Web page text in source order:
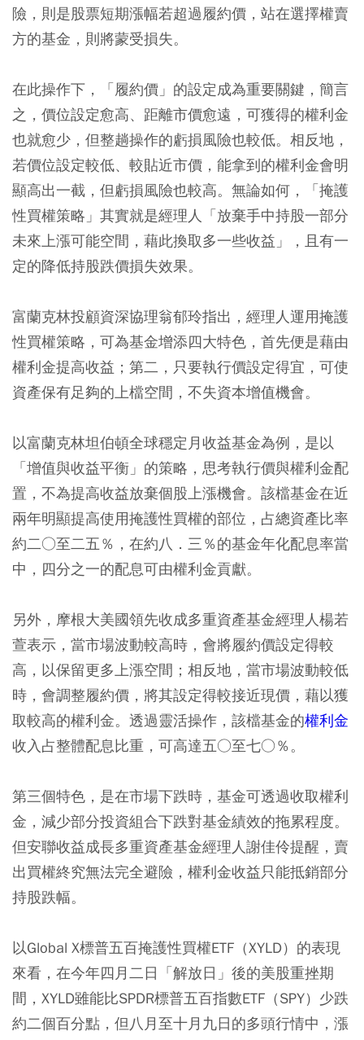
險，則是股票短期漲幅若超過履約價，站在選擇權賣
方的基金，則將蒙受損失。
在此操作下，「履約價」的設定成為重要關鍵，簡言
之，價位設定愈高、距離市價愈遠，可獲得的權利金
也就愈少，但整趟操作的虧損風險也較低。相反地，
若價位設定較低、較貼近市價，能拿到的權利金會明
顯高出一截，但虧損風險也較高。無論如何，「掩護
性買權策略」其實就是經理人「放棄手中持股一部分
未來上漲可能空間，藉此換取多一些收益」，且有一
定的降低持股跌價損失效果。
富蘭克林投顧資深協理翁郁玲指出，經理人運用掩護
性買權策略，可為基金增添四大特色，首先便是藉由
權利金提高收益；第二，只要執行價設定得宜，可使
資產保有足夠的上檔空間，不失資本增值機會。
以富蘭克林坦伯頓全球穩定月收益基金為例，是以
「增值與收益平衡」的策略，思考執行價與權利金配
置，不為提高收益放棄個股上漲機會。該檔基金在近
兩年明顯提高使用掩護性買權的部位，占總資產比率
約二○至二五％，在約八．三％的基金年化配息率當
中，四分之一的配息可由權利金貢獻。
另外，摩根大美國領先收成多重資產基金經理人楊若
萱表示，當市場波動較高時，會將履約價設定得較
高，以保留更多上漲空間；相反地，當市場波動較低
時，會調整履約價，將其設定得較接近現價，藉以獲
取較高的權利金。透過靈活操作，該檔基金的權利金
收入占整體配息比重，可高達五○至七○％。
第三個特色，是在市場下跌時，基金可透過收取權利
金，減少部分投資組合下跌對基金績效的拖累程度。
但安聯收益成長多重資產基金經理人謝佳伶提醒，賣
出買權終究無法完全避險，權利金收益只能抵銷部分
持股跌幅。
以Global X標普五百掩護性買權ETF（XYLD）的表現
來看，在今年四月二日「解放日」後的美股重挫期
間，XYLD雖能比SPDR標普五百指數ETF（SPY）少跌
約二個百分點，但八月至十月九日的多頭行情中，漲